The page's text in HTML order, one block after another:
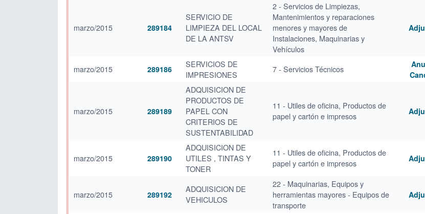
marzo/2015 289184
SERVICIO DE
LIMPIEZA DEL LOCAL
DE LA ANTSV
2 - Servicios de Limpiezas,
Mantenimientos y reparaciones
menores y mayores de
Instalaciones, Maquinarias y
Vehículos
marzo/2015 289186
SERVICIOS DE
IMPRESIONES
7 - Servicios Técnicos
marzo/2015 289189
ADQUISICION DE
PRODUCTOS DE
PAPEL CON
CRITERIOS DE
SUSTENTABILIDAD
11 - Utiles de oficina, Productos de
papel y cartón e impresos
marzo/2015 289190
ADQUISICION DE
UTILES , TINTAS Y
TONER
11 - Utiles de oficina, Productos de
papel y cartón e impresos
marzo/2015 289192
ADQUISICION DE
VEHICULOS
22 - Maquinarias, Equipos y
herramientas mayores - Equipos de
transporte